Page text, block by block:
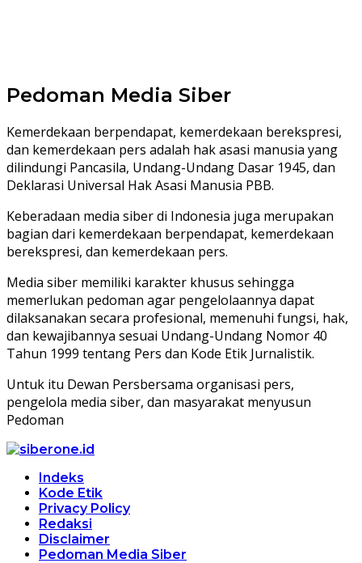
Pedoman Media Siber
Kemerdekaan berpendapat, kemerdekaan berekspresi,
dan kemerdekaan pers adalah hak asasi manusia yang
dilindungi Pancasila, Undang-Undang Dasar 1945, dan
Deklarasi Universal Hak Asasi Manusia PBB.
Keberadaan media siber di Indonesia juga merupakan
bagian dari kemerdekaan berpendapat, kemerdekaan
berekspresi, dan kemerdekaan pers.
Media siber memiliki karakter khusus sehingga
memerlukan pedoman agar pengelolaannya dapat
dilaksanakan secara profesional, memenuhi fungsi, hak,
dan kewajibannya sesuai Undang-Undang Nomor 40
Tahun 1999 tentang Pers dan Kode Etik Jurnalistik.
Untuk itu Dewan Persbersama organisasi pers,
pengelola media siber, dan masyarakat menyusun
Pedoman
Indeks
Kode Etik
Privacy Policy
Redaksi
Disclaimer
Pedoman Media Siber